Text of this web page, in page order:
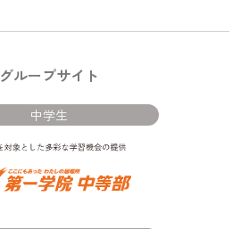
グループサイト
中学生